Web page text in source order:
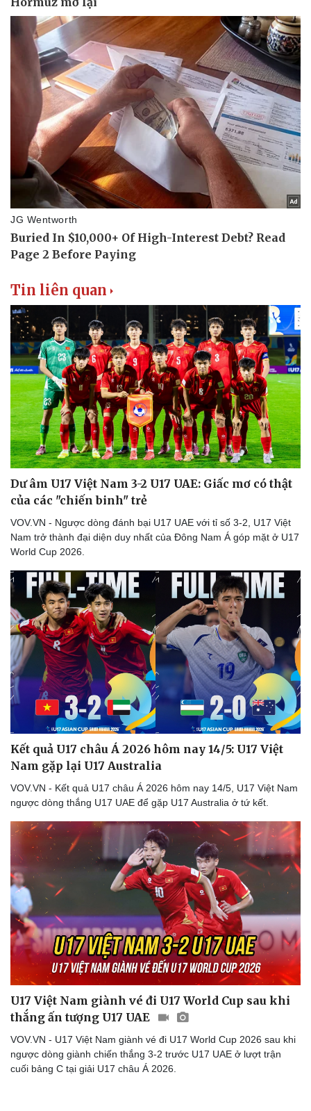
Thể thao
Bóng đá
Lịch thi đấu bóng đá
Thế giới thể thao
eSports
Hậu trường
Ô tô - Xe máy
Ô tô
Xe máy
Tư vấn
Tin liên quan
Dư âm U17 Việt Nam 3-2 U17 UAE: Giấc mơ có thật
của các "chiến binh" trẻ
VOV.VN - Ngược dòng đánh bại U17 UAE với tỉ số 3-2, U17 Việt
Nam trở thành đại diện duy nhất của Đông Nam Á góp mặt ở U17
World Cup 2026.
Kết quả U17 châu Á 2026 hôm nay 14/5: U17 Việt
Nam gặp lại U17 Australia
VOV.VN - Kết quả U17 châu Á 2026 hôm nay 14/5, U17 Việt Nam
ngược dòng thắng U17 UAE để gặp U17 Australia ở tứ kết.
U17 Việt Nam giành vé đi U17 World Cup sau khi
thắng ấn tượng U17 UAE
VOV.VN - U17 Việt Nam giành vé đi U17 World Cup 2026 sau khi
ngược dòng giành chiến thắng 3-2 trước U17 UAE ở lượt trận
cuối bảng C tại giải U17 châu Á 2026.